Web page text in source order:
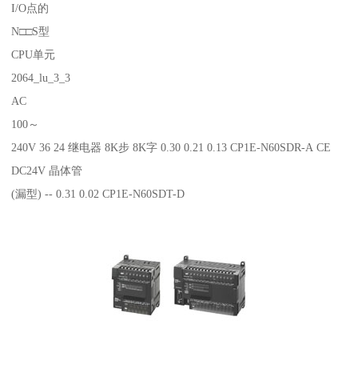
I/O点的
N□□S型
CPU单元
2064_lu_3_3
AC
100～
240V 36 24 继电器 8K步 8K字 0.30 0.21 0.13 CP1E-N60SDR-A CE
DC24V 晶体管
(漏型) -- 0.31 0.02 CP1E-N60SDT-D